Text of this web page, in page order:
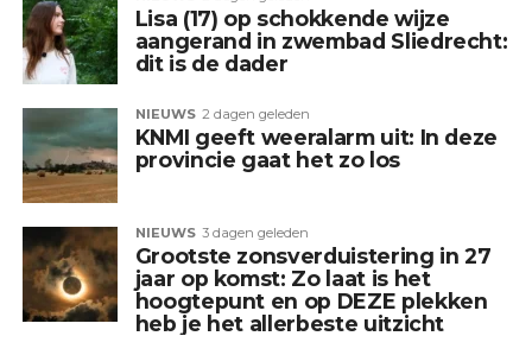
Lisa (17) op schokkende wijze
aangerand in zwembad Sliedrecht:
dit is de dader
NIEUWS 2 dagen geleden
KNMI geeft weeralarm uit: In deze
provincie gaat het zo los
NIEUWS 3 dagen geleden
Grootste zonsverduistering in 27
jaar op komst: Zo laat is het
hoogtepunt en op DEZE plekken
heb je het allerbeste uitzicht